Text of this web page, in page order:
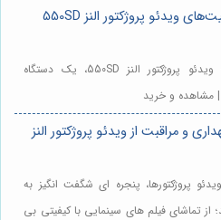
⭐️ 💡 چگونه از تمام قابلیت‌های ویدئو پروژکتور النز 550SD
ویدئو پروژکتور در تهران - ویدئو پروژکتور النز 550SD، یک دستگاه
مشاهده و خرید
و مراقبت از ویدئو پروژکتور النز
پروژکتورها، پنجره ای شگفت انگیز به
از تماشای فیلم های سینمایی با کیفیتی بی